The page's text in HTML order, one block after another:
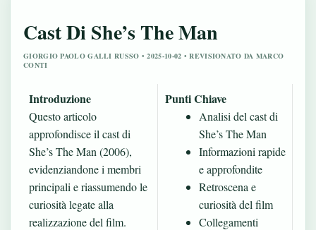
Cast Di She’s The Man
GIORGIO PAOLO GALLI RUSSO • 2025-10-02 • REVISIONATO DA MARCO
CONTI
Introduzione
Questo articolo
approfondisce il cast di
She’s The Man (2006),
evidenziandone i membri
principali e riassumendo le
curiosità legate alla
realizzazione del film.
Punti Chiave
Analisi del cast di
She’s The Man
Informazioni rapide
e approfondite
Retroscena e
curiosità del film
Collegamenti